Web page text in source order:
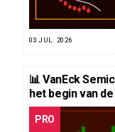
03 JUL. 2026
📊 VanEck
het begin van
PRO